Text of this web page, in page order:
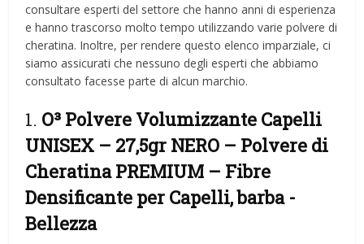
consultare esperti del settore che hanno anni di esperienza
e hanno trascorso molto tempo utilizzando varie polvere di
cheratina. Inoltre, per rendere questo elenco imparziale, ci
siamo assicurati che nessuno degli esperti che abbiamo
consultato facesse parte di alcun marchio.
1. O³ Polvere Volumizzante Capelli
UNISEX – 27,5gr NERO – Polvere di
Cheratina PREMIUM – Fibre
Densificante per Capelli, barba -
Bellezza